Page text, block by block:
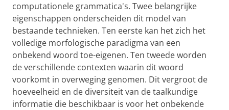
computationele grammatica's. Twee belangrijke
eigenschappen onderscheiden dit model van
bestaande technieken. Ten eerste kan het zich het
volledige morfologische paradigma van een
onbekend woord toe-eigenen. Ten tweede worden
de verschillende contexten waarin dit woord
voorkomt in overweging genomen. Dit vergroot de
hoeveelheid en de diversiteit van de taalkundige
informatie die beschikbaar is voor het onbekende